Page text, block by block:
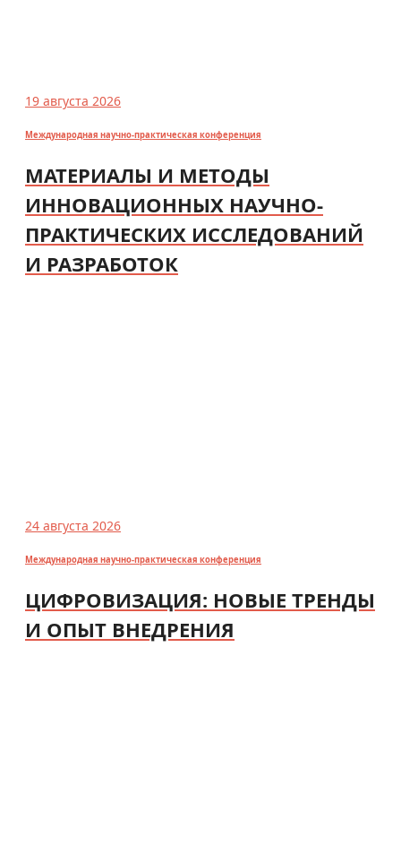
19 августа 2026
Международная научно-практическая конференция
МАТЕРИАЛЫ И МЕТОДЫ
ИННОВАЦИОННЫХ НАУЧНО-
ПРАКТИЧЕСКИХ ИССЛЕДОВАНИЙ
И РАЗРАБОТОК
24 августа 2026
Международная научно-практическая конференция
ЦИФРОВИЗАЦИЯ: НОВЫЕ ТРЕНДЫ
И ОПЫТ ВНЕДРЕНИЯ